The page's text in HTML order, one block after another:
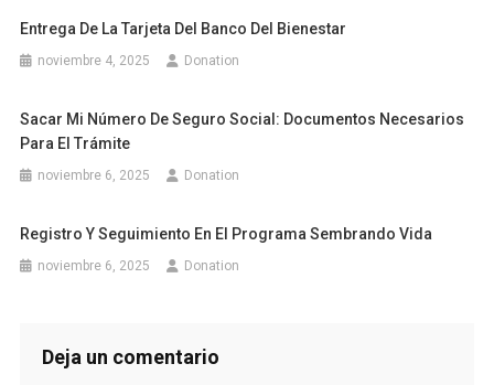
Entrega De La Tarjeta Del Banco Del Bienestar
noviembre 4, 2025 Donation
Sacar Mi Número De Seguro Social: Documentos Necesarios
Para El Trámite
noviembre 6, 2025 Donation
Registro Y Seguimiento En El Programa Sembrando Vida
noviembre 6, 2025 Donation
Deja un comentario